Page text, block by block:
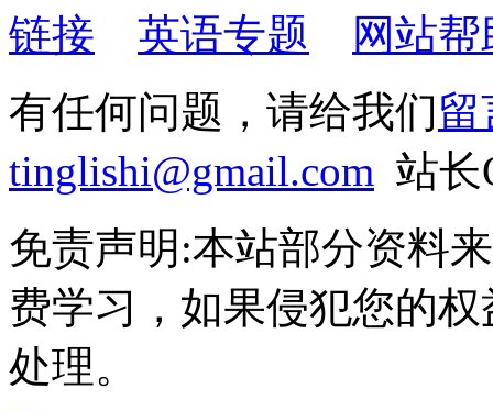
链接
英语专题
网站帮
有任何问题，请给我们留
tinglishi@gmail.com 站长
免责声明:本站部分资料
费学习，如果侵犯您的
处理。